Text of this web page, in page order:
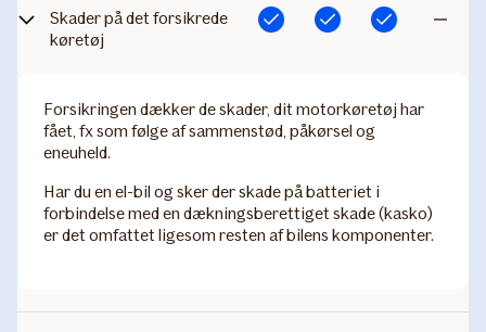
Skade​r på det forsikrede
køretøj
Inkluderet Inkluderet
Inkluderet
Forsikringen dækker de skader, dit motorkøretøj har
fået, fx som følge af sammenstød, påkørsel og
eneuheld.
Har du en el-bil og sker der skade på batteriet i
forbindelse med en dækningsberettiget skade (kasko)
er det omfattet ligesom resten af bilens komponenter.